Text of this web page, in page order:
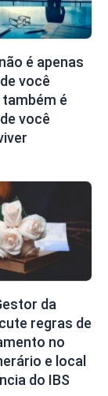
é apenas
você
é
você
da
regras de
no
e local
do IBS